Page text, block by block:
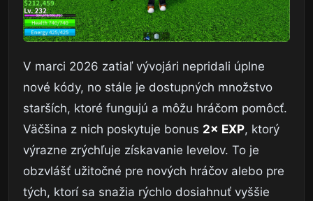
V marci 2026 zatiaľ vývojári nepridali úplne
nové kódy, no stále je dostupných množstvo
starších, ktoré fungujú a môžu hráčom pomôcť.
Väčšina z nich poskytuje bonus 2× EXP, ktorý
výrazne zrýchľuje získavanie levelov. To je
obzvlášť užitočné pre nových hráčov alebo pre
tých, ktorí sa snažia rýchlo dosiahnuť vyššie